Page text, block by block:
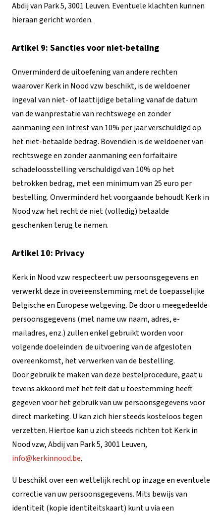
Abdij van Park 5, 3001 Leuven. Eventuele klachten kunnen
hieraan gericht worden.
Artikel 9: Sancties voor niet-betaling
Onverminderd de uitoefening van andere rechten
waarover Kerk in Nood vzw beschikt, is de weldoener
ingeval van niet- of laattijdige betaling vanaf de datum
van de wanprestatie van rechtswege en zonder
aanmaning een intrest van 10% per jaar verschuldigd op
het niet-betaalde bedrag. Bovendien is de weldoener van
rechtswege en zonder aanmaning een forfaitaire
schadeloosstelling verschuldigd van 10% op het
betrokken bedrag, met een minimum van 25 euro per
bestelling. Onverminderd het voorgaande behoudt Kerk in
Nood vzw het recht de niet (volledig) betaalde
geschenken terug te nemen.
Artikel 10: Privacy
Kerk in Nood vzw respecteert uw persoonsgegevens en
verwerkt deze in overeenstemming met de toepasselijke
Belgische en Europese wetgeving. De door u meegedeelde
persoonsgegevens (met name uw naam, adres, e-
mailadres, enz.) zullen enkel gebruikt worden voor
volgende doeleinden: de uitvoering van de afgesloten
overeenkomst, het verwerken van de bestelling.
Door gebruik te maken van deze bestelprocedure, gaat u
tevens akkoord met het feit dat u toestemming heeft
gegeven voor het gebruik van uw persoonsgegevens voor
direct marketing. U kan zich hier steeds kosteloos tegen
verzetten. Hiertoe kan u zich steeds richten tot Kerk in
Nood vzw, Abdij van Park 5, 3001 Leuven,
info@kerkinnood.be.
U beschikt over een wettelijk recht op inzage en eventuele
correctie van uw persoonsgegevens. Mits bewijs van
identiteit (kopie identiteitskaart) kunt u via een